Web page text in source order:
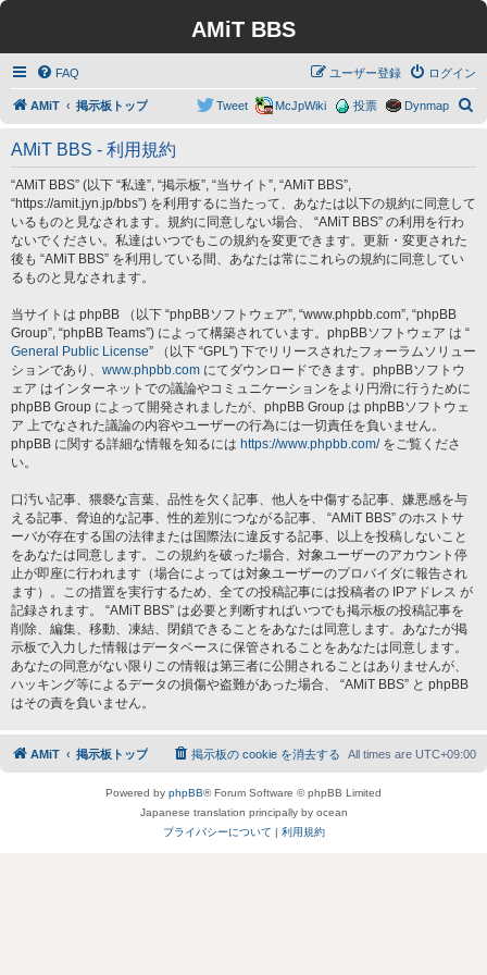
AMiT BBS
FAQ ログイン
ユーザー登録
AMiT 掲示板トップ Dynmap
投票
McJpWiki
Tweet
AMiT BBS - 利用規約
“AMiT BBS” (以下 “私達”, “掲示板”, “当サイト”, “AMiT BBS”,
“https://amit.jyn.jp/bbs”) を利用するに当たって、あなたは以下の規約に同意して
いるものと見なされます。規約に同意しない場合、 “AMiT BBS” の利用を行わ
ないでください。私達はいつでもこの規約を変更できます。更新・変更された
後も “AMiT BBS” を利用している間、あなたは常にこれらの規約に同意してい
るものと見なされます。
当サイトは phpBB （以下 “phpBBソフトウェア”, “www.phpbb.com”, “phpBB
Group”, “phpBB Teams”) によって構築されています。phpBBソフトウェア は “
General Public License” （以下 “GPL”) 下でリリースされたフォーラムソリュー
ションであり、 www.phpbb.com にてダウンロードできます。phpBBソフトウ
ェア はインターネットでの議論やコミュニケーションをより円滑に行うために
phpBB Group によって開発されましたが、phpBB Group は phpBBソフトウェ
ア 上でなされた議論の内容やユーザーの行為には一切責任を負いません。
phpBB に関する詳細な情報を知るには https://www.phpbb.com/をご覧くださ
い。
口汚い記事、猥褻な言葉、品性を欠く記事、他人を中傷する記事、嫌悪感を与
える記事、脅迫的な記事、性的差別につながる記事、 “AMiT BBS” のホストサ
ーバが存在する国の法律または国際法に違反する記事、以上を投稿しないこと
をあなたは同意します。この規約を破った場合、対象ユーザーのアカウント停
止が即座に行われます（場合によっては対象ユーザーのプロバイダに報告され
ます）。この措置を実行するため、全ての投稿記事には投稿者の IPアドレス が
記録されます。 “AMiT BBS” は必要と判断すればいつでも掲示板の投稿記事を
削除、編集、移動、凍結、閉鎖できることをあなたは同意します。あなたが掲
示板で入力した情報はデータベースに保管されることをあなたは同意します。
あなたの同意がない限りこの情報は第三者に公開されることはありませんが、
ハッキング等によるデータの損傷や盗難があった場合、 “AMiT BBS” と phpBB
はその責を負いません。
AMiT 掲示板トップ All times are UTC+09:00
掲示板の cookie を消去する
Powered by phpBB® Forum Software © phpBB Limited
Japanese translation principally by ocean
プライバシーについて | 利用規約